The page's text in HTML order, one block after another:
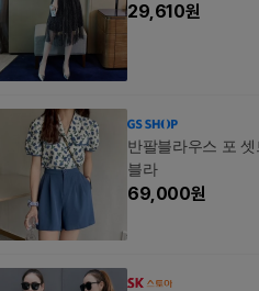
29,610원
반팔블라우스 포
블라
69,000원